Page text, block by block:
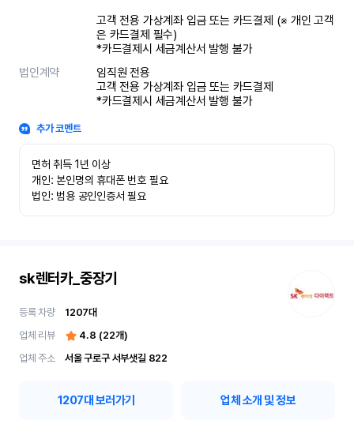
고객 전용 가상계좌 입금 또는 카드결제 (※ 개인 고객
은 카드결제 필수)
*카드결제시 세금계산서 발행 불가
법인계약
임직원 전용
고객 전용 가상계좌 입금 또는 카드결제
*카드결제시 세금계산서 발행 불가
추가 코멘트
면허 취득 1년 이상
개인: 본인명의 휴대폰 번호 필요
법인: 범용 공인인증서 필요
sk렌터카_중장기
등록 차량 1207대
업체 리뷰
4.8 (22개)
업체 주소
서울 구로구 서부샛길 822
1207대 보러가기 업체 소개 및 정보